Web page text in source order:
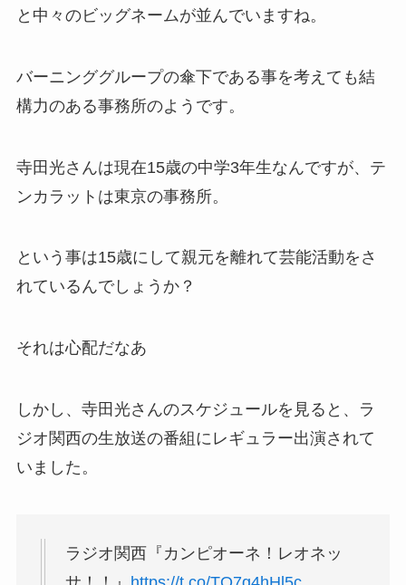
と中々のビッグネームが並んでいますね。
バーニンググループの傘下である事を考えても結
構力のある事務所のようです。
寺田光さんは現在15歳の中学3年生なんですが、テ
ンカラットは東京の事務所。
という事は15歳にして親元を離れて芸能活動をさ
れているんでしょうか？
それは心配だなあ
しかし、寺田光さんのスケジュールを見ると、ラ
ジオ関西の生放送の番組にレギュラー出演されて
いました。
ラジオ関西『カンピオーネ！レオネッ